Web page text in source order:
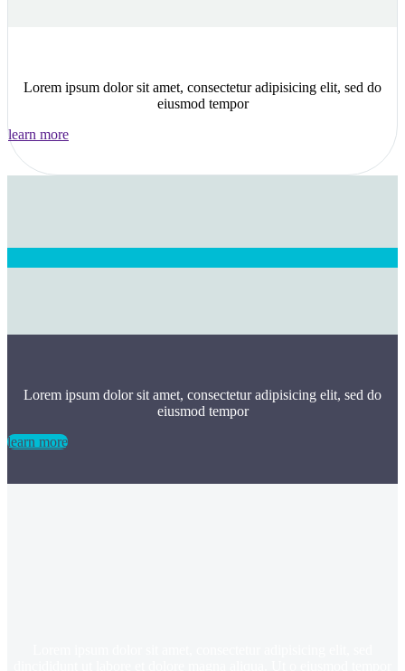
Lorem ipsum dolor sit amet, consectetur adipisicing elit, sed do
eiusmod tempor
learn more
Lorem ipsum dolor sit amet, consectetur adipisicing elit, sed do
eiusmod tempor
learn more